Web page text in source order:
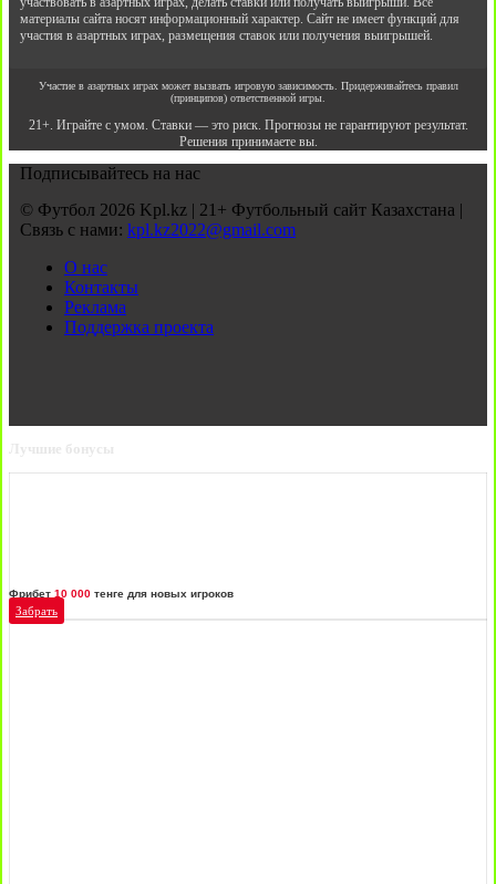
материалы сайта носят информационный характер. Сайт не имеет функций для
участия в азартных играх, размещения ставок или получения выигрышей.
Участие в азартных играх может вызвать игровую зависимость. Придерживайтесь правил
(принципов) ответственной игры.
21+. Играйте с умом. Ставки — это риск. Прогнозы не гарантируют результат.
Решения принимаете вы.
Подписывайтесь на нас
© Футбол 2026 Kpl.kz | 21+ Футбольный сайт Казахстана |
Связь с нами: kpl.kz2022@gmail.com
О нас
Контакты
Реклама
Поддержка проекта
Лучшие бонусы
Фрибет 10 000 тенге для новых игроков
Забрать